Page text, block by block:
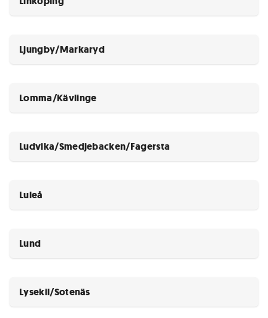
Ljungby/Markaryd
Lomma/Kävlinge
Ludvika/Smedjebacken/Fagersta
Luleå
Lund
Lysekil/Sotenäs